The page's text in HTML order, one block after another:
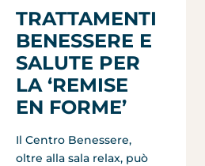
TRATTAMENTI
BENESSERE E
SALUTE PER
LA ‘REMISE
EN FORME’
Il Centro Benessere,
oltre alla sala relax, può